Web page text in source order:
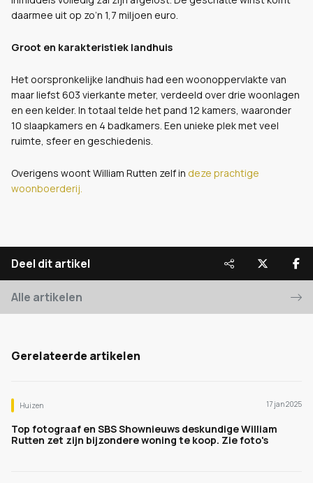
daarmee uit op zo’n 1,7 miljoen euro.
Groot en karakteristiek landhuis
Het oorspronkelijke landhuis had een woonoppervlakte van
maar liefst 603 vierkante meter, verdeeld over drie woonlagen
en een kelder. In totaal telde het pand 12 kamers, waaronder
10 slaapkamers en 4 badkamers. Een unieke plek met veel
ruimte, sfeer en geschiedenis.
Overigens woont William Rutten zelf in deze prachtige
woonboerderij.
Deel dit artikel
Alle artikelen
Gerelateerde artikelen
Huizen 17 jan 2025
Top fotograaf en SBS Shownieuws deskundige William
Rutten zet zijn bijzondere woning te koop. Zie foto's